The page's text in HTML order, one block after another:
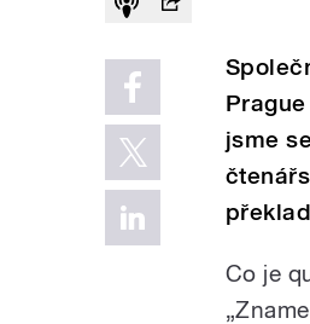
jsme
Co je